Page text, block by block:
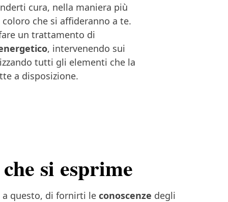
cura, nella maniera più
che si affideranno a te.
un trattamento di
, intervenendo sui
tutti gli elementi che la
a disposizione.
si esprime
questo, di fornirti le conoscenze degli